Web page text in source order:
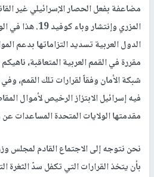
مضاعفة بفعل الحصار الإسرائيلي غير
المزري وإنتشار
الدول العربية تسديد التزاماتها بدعم
مقررة في القمم العربية المتعاقبة،
شبكة الأمان وفقاً لقرارات تلك القمم،
فيه إسرائيل الابتزاز الرخيص لأموال
مقدمتها الولايات المتحدة المساعدات عن
نحن نتوجه إلى الاجتماع القادم لمجلس
بأن يتخذ القرارات التي تكفل سدّ الثغرة